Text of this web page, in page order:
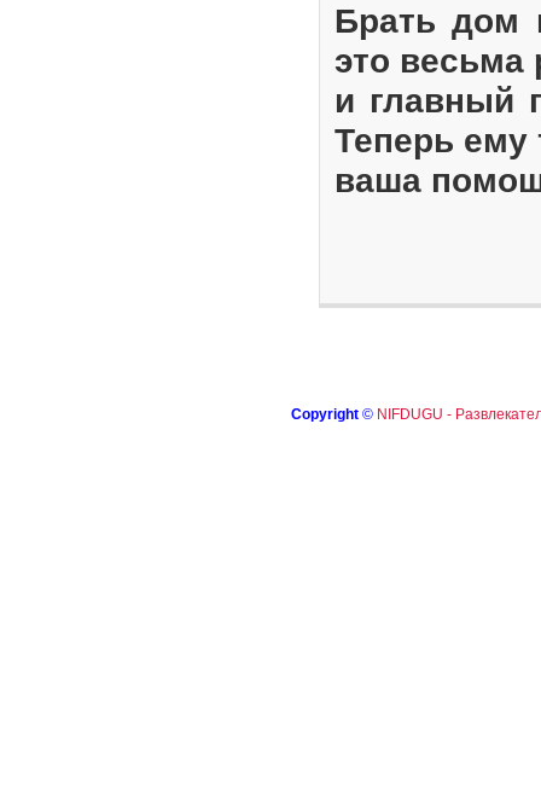
Брать дом
это весьма
и главный
Теперь ему
ваша
Copyright © NIFDUGU -